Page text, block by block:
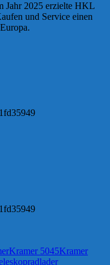
Jahr 2025 erzielte HKL
und Service einen
Kramer 5045Kramer